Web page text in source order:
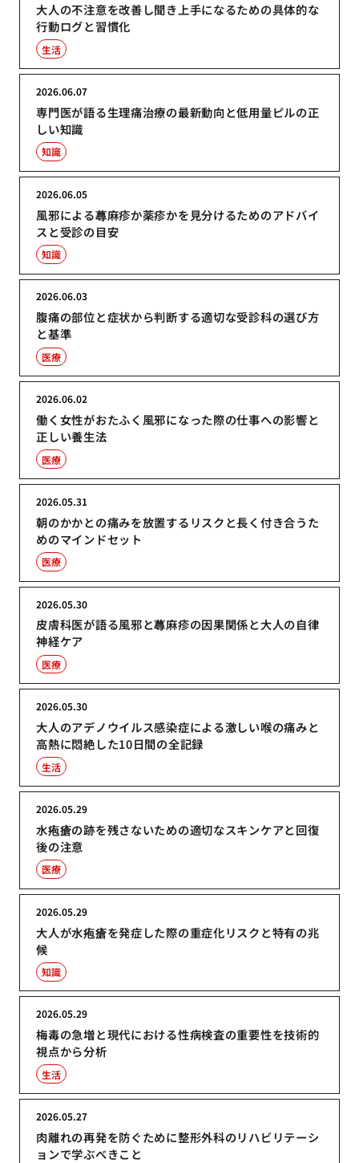
大人の不注意を改善し聞き上手になるための具体的な
行動ログと習慣化
生活
専門医が語る生理痛治療の最新動向と低用量ピルの正
しい知識
2026.06.07
知識
風邪による蕁麻疹か薬疹かを見分けるためのアドバイ
スと受診の目安
2026.06.05
知識
腹痛の部位と症状から判断する適切な受診科の選び方
と基準
2026.06.03
医療
働く女性がおたふく風邪になった際の仕事への影響と
正しい養生法
2026.06.02
医療
朝のかかとの痛みを放置するリスクと長く付き合うた
めのマインドセット
2026.05.31
医療
皮膚科医が語る風邪と蕁麻疹の因果関係と大人の自律
神経ケア
2026.05.30
医療
大人のアデノウイルス感染症による激しい喉の痛みと
高熱に悶絶した10日間の全記録
2026.05.30
生活
水疱瘡の跡を残さないための適切なスキンケアと回復
後の注意
2026.05.29
医療
大人が水疱瘡を発症した際の重症化リスクと特有の兆
候
2026.05.29
知識
梅毒の急増と現代における性病検査の重要性を技術的
視点から分析
2026.05.29
生活
肉離れの再発を防ぐために整形外科のリハビリテーシ
ョンで学ぶべきこと
2026.05.27